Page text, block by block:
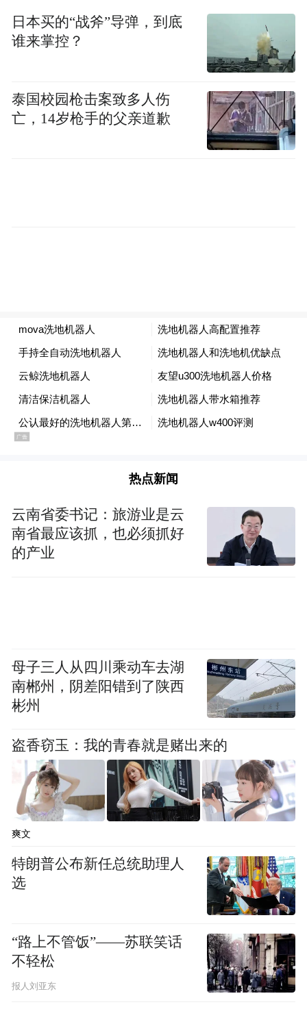
日本买的“战斧”导弹，到底
谁来掌控？
泰国校园枪击案致多人伤
亡，14岁枪手的父亲道歉
热点新闻
云南省委书记：旅游业是云
南省最应该抓，也必须抓好
的产业
母子三人从四川乘动车去湖
南郴州，阴差阳错到了陕西
彬州
盗香窃玉：我的青春就是赌出来的
爽文
特朗普公布新任总统助理人
选
“路上不管饭”——苏联笑话
不轻松
报人刘亚东